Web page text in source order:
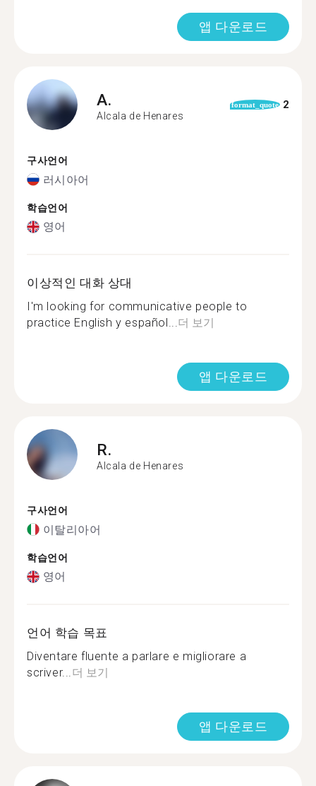
앱 다운로드
A.
Alcala de Henares
format_quote 2
구사언어
러시아어
학습언어
영어
이상적인 대화 상대
I'm looking for communicative people to
practice English y español...더 보기
앱 다운로드
R.
Alcala de Henares
구사언어
이탈리아어
학습언어
영어
언어 학습 목표
Diventare fluente a parlare e migliorare a
scriver...더 보기
앱 다운로드